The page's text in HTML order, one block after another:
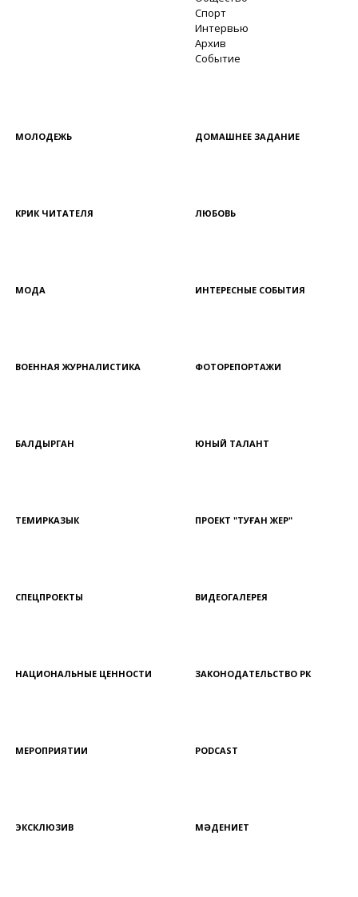
Спорт
Интервью
Архив
Событие
МОЛОДЕЖЬ ДОМАШНЕЕ ЗАДАНИЕ
КРИК ЧИТАТЕЛЯ ЛЮБОВЬ
МОДА ИНТЕРЕСНЫЕ СОБЫТИЯ
ВОЕННАЯ ЖУРНАЛИСТИКА ФОТОРЕПОРТАЖИ
БАЛДЫРГАН ЮНЫЙ ТАЛАНТ
ТЕМИРКАЗЫК ПРОЕКТ "ТУҒАН ЖЕР"
СПЕЦПРОЕКТЫ ВИДЕОГАЛЕРЕЯ
НАЦИОНАЛЬНЫЕ ЦЕННОСТИ ЗАКОНОДАТЕЛЬСТВО РК
МЕРОПРИЯТИИ PODCAST
ЭКСКЛЮЗИВ МӘДЕНИЕТ